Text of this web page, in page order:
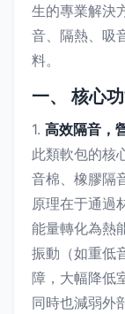
生的專業解決
音、隔熱、吸
料。
一、 核心
1. 高效隔音，
此類軟包的核
音棉、橡膠隔
原理在于通過
能量轉化為熱
振動（如重低
障，大幅降低
同時也減弱外